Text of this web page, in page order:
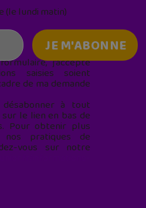
(le lundi matin)
j’accepte
saisies soient
de ma demande
à tout
le lien en bas de
Pour obtenir plus
nos pratiques de
vous sur notre